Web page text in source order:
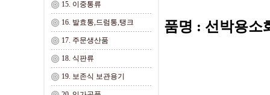
15. 이중통류
16. 발효통,드럼통,탱크
17. 주문생산품
18. 식판류
19. 보존식 보관용기
품명 : 선박용소